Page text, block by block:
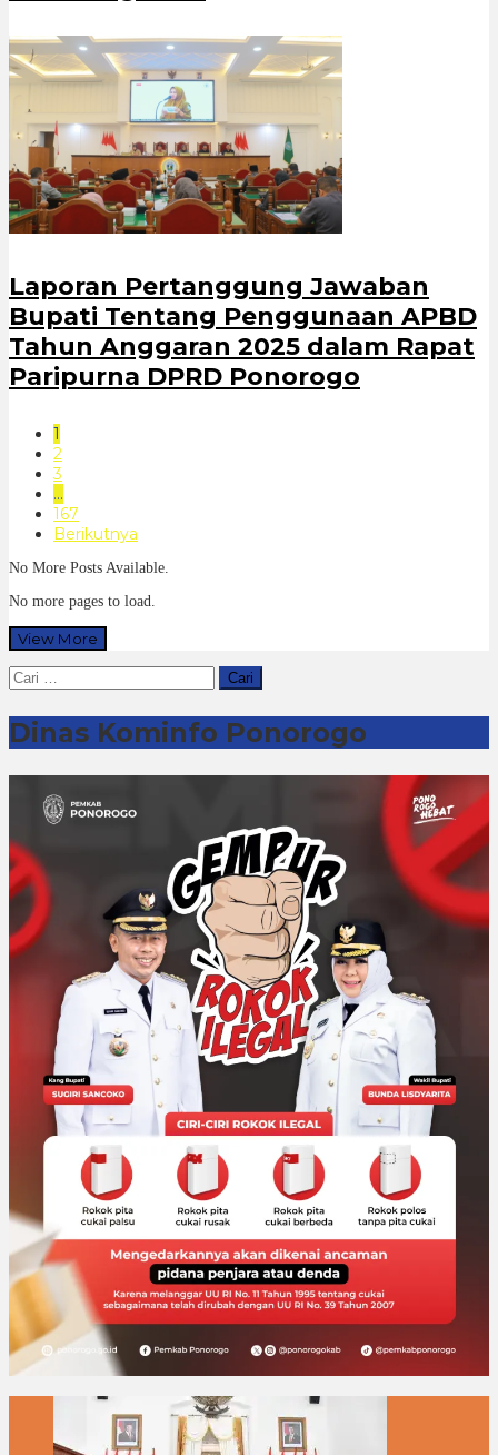
Laporan Pertanggung Jawaban
Bupati Tentang Penggunaan APBD
Tahun Anggaran 2025 dalam Rapat
Paripurna DPRD Ponorogo
1
2
3
…
167
Berikutnya
No More Posts Available.
No more pages to load.
View More
Cari
untuk:
Dinas Kominfo Ponorogo